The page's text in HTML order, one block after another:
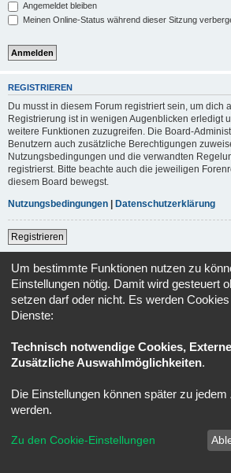
Angemeldet bleiben
Meinen Online-Status während dieser Sitzung
REGISTRIEREN
Du musst in diesem Forum registriert sein, um dich
Registrierung ist in wenigen Augenblicken erledigt
weitere Funktionen zuzugreifen. Die Board-
Benutzern auch zusätzliche Berechtigungen
Nutzungsbedingungen und die verwandten
registrierst. Bitte beachte auch die jeweiligen
diesem Board bewegst.
Nutzungsbedingungen | Datenschutzerklärung
Registrieren
Powered byphpBB® Forum Software ©
Um bestimmte Funktionen nutzen zu
Einstellungen nötig. Damit wird gesteuert
setzen darf oder nicht. Es werden
Dienste:
Technisch notwendige Cookies,
Zusätzliche Auswahlmöglichkeiten.
Die Einstellungen können später zu
werden.
Zu den Cookie-Einstellungen